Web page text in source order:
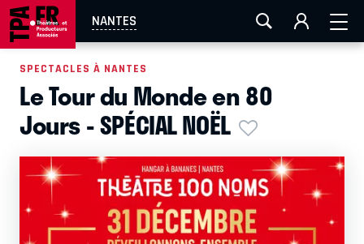
NANTES
AIX-MARSEILLE AURAY LA ROCHELLE
EN TOURNÉE
SPECTACLES À NANTES
Le Tour du Monde en 80
Jours - SPÉCIAL NOËL